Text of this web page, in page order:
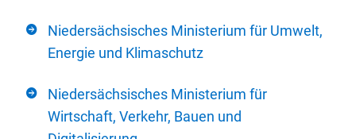
Niedersächsisches Ministerium für Umwelt,
Energie und Klimaschutz
Niedersächsisches Ministerium für
Wirtschaft, Verkehr, Bauen und